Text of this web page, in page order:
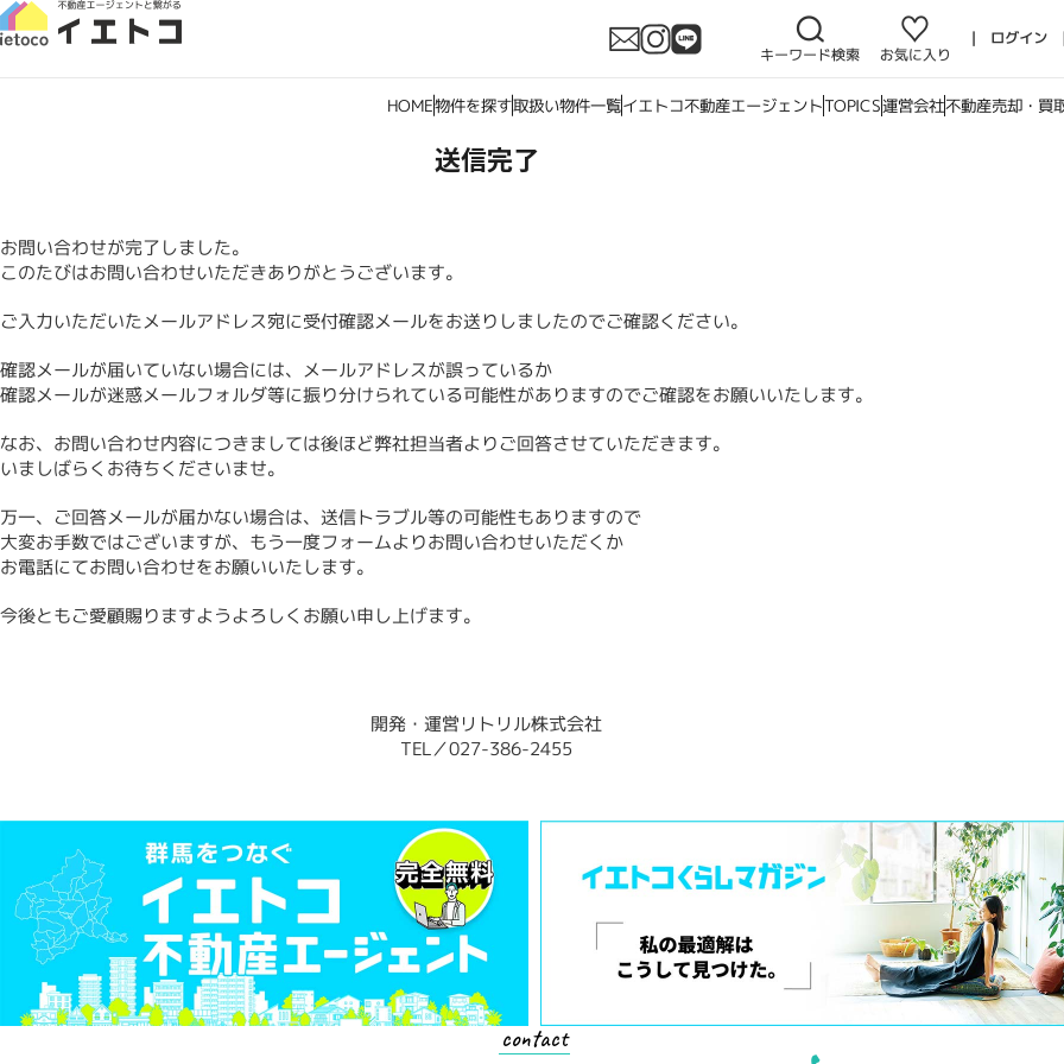
HOME物件を探す取扱い物件一覧イエトコ不動産エージェントTOPICS運営会社不動産売却・買
送信完了
お問い合わせが完了しました。
このたびはお問い合わせいただきありがとうございます。
ご入力いただいたメールアドレス宛に受付確認メールをお送りしましたのでご確認ください。
確認メールが届いていない場合には、メールアドレスが誤っているか
確認メールが迷惑メールフォルダ等に振り分けられている可能性がありますのでご確認をお願いいたします。
なお、お問い合わせ内容につきましては後ほど弊社担当者よりご回答させていただきます。
いましばらくお待ちくださいませ。
万一、ご回答メールが届かない場合は、送信トラブル等の可能性もありますので
大変お手数ではございますが、もう一度フォームよりお問い合わせいただくか
お電話にてお問い合わせをお願いいたします。
今後ともご愛顧賜りますようよろしくお願い申し上げます。
開発・運営リトリル株式会社
TEL／027-386-2455
contact